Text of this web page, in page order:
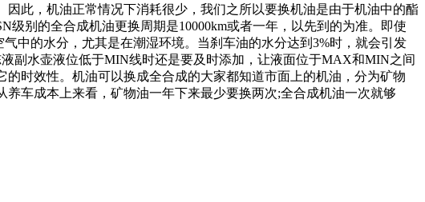
此，机油正常情况下消耗很少，我们之所以要换机油是由于机油中的酯
别的全合成机油更换周期是10000km或者一年，以先到的为准。即使
中的水分，尤其是在潮湿环境。当刹车油的水分达到3%时，就会引发
副水壶液位低于MIN线时还是要及时添加，让液面位于MAX和MIN之间
时效性。机油可以换成全合成的大家都知道市面上的机油，分为矿物
车成本上来看，矿物油一年下来最少要换两次;全合成机油一次就够